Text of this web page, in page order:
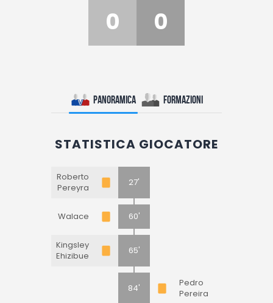
0 0
Panoramica Formazioni
STATISTICA GIOCATORE
Roberto
Pereyra
27'
Walace 60'
Kingsley
Ehizibue
65'
84'
Pedro
Pereira